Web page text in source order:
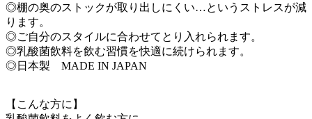
◎棚の奥のストックが取り出しにくい…というストレスが減
ります。
◎ご自分のスタイルに合わせてとり入れられます。
◎乳酸菌飲料を飲む習慣を快適に続けられます。
◎日本製 MADE IN JAPAN
【こんな方に】